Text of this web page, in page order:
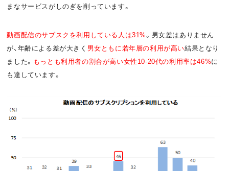
まなサービスがしのぎを削っています。
動画配信のサブスクを利用している人は31%。男女差はありません
が、年齢による差が大きく 男女ともに若年層の利用が高い結果となり
ました。 もっとも利用者の割合が高い女性10-20代の利用率は46%に
も達しています。